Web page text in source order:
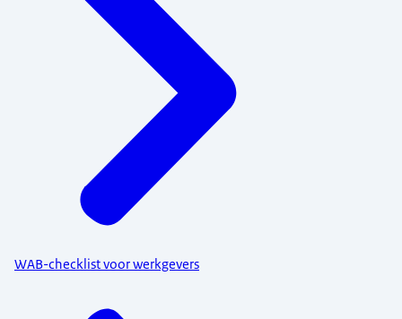
WAB-checklist voor werkgevers